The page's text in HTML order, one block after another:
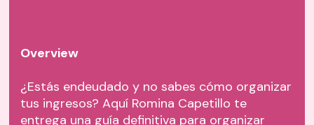
Overview
¿Estás endeudado y no sabes cómo organizar
tus ingresos? Aquí Romina Capetillo te
entrega una guía definitiva para organizar